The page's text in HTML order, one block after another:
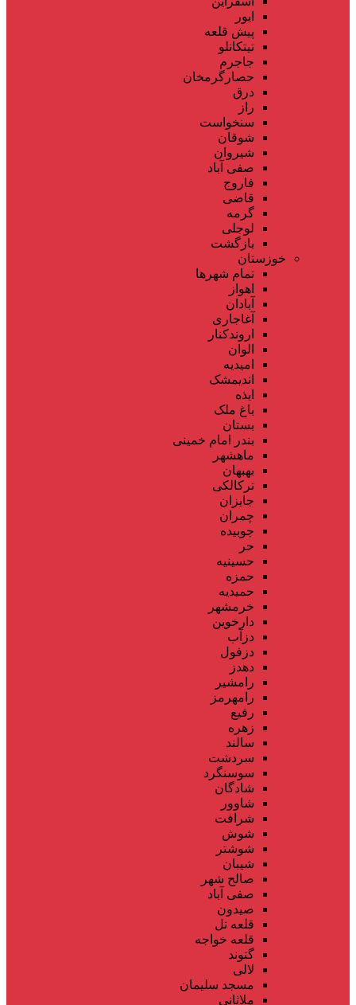
ایور
پیش قلعه
تیتکانلو
جاجرم
حصارگرمخان
درق
راز
سنخواست
شوقان
شیروان
صفی آباد
فاروج
قاضی
گرمه
لوجلی
بازگشت
خوزستان
تمام شهر‌ها
اهواز
آبادان
آغاجاری
اروندکنار
الوان
امیدیه
اندیمشک
ایذه
باغ ملک
بستان
بندر امام خمینی
ماهشهر
بهبهان
ترکالکی
جایزان
چمران
چوبیده
حر
حسینیه
حمزه
حمیدیه
خرمشهر
دارخوین
دزآب
دزفول
دهدز
رامشیر
رامهرمز
رفیع
زهره
سالند
سردشت
سوسنگرد
شادگان
شاوور
شرافت
شوش
شوشتر
شیبان
صالح شهر
صفی آباد
صیدون
قلعه تل
قلعه خواجه
گتوند
لالی
مسجد سلیمان
ملاثانی